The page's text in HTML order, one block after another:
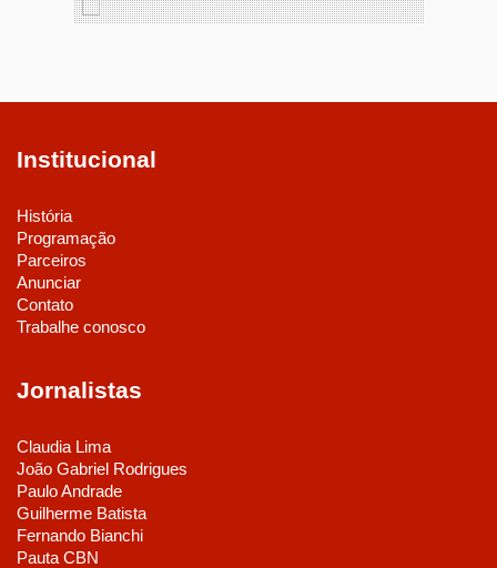
Institucional
História
Programação
Parceiros
Anunciar
Contato
Trabalhe conosco
Jornalistas
Claudia Lima
João Gabriel Rodrigues
Paulo Andrade
Guilherme Batista
Fernando Bianchi
Pauta CBN